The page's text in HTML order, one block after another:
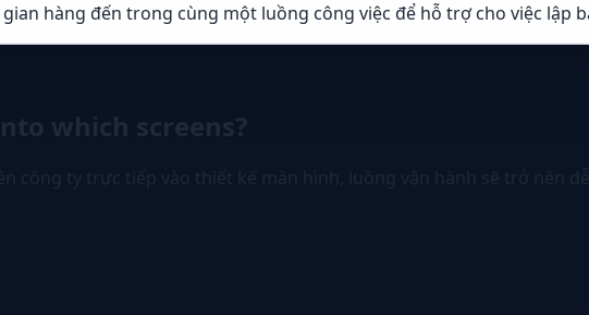
hàng đến trong cùng một luồng công việc để hỗ trợ cho việc lập